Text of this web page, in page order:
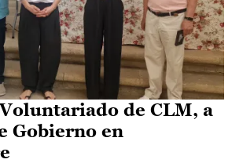
de CLM, a
Gobierno en